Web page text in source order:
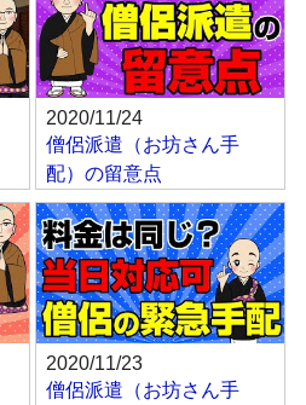
2020/11/24
僧侶派遣（お坊さん手
配）の留意点
2020/11/23
僧侶派遣（お坊さん手